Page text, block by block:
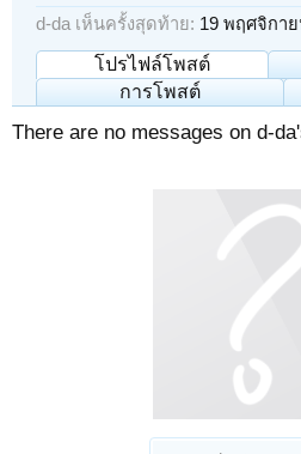
d-da เห็นครั้งสุดท้าย: 19 พฤศจิกา
โปรไฟล์โพสต์
การโพสต์
There are no messages on d-